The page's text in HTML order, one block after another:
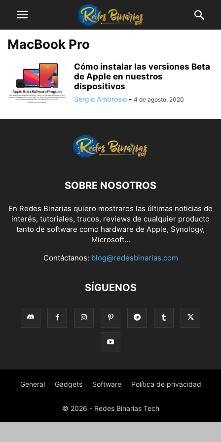
MacBook Pro
Cómo instalar las versiones Beta
de Apple en nuestros
dispositivos
Sergio Ambrosio - 4 de agosto, 2020
SOBRE NOSOTROS
En Redes Binarias quiero mostraros las últimas noticias de
interés, tutoriales, trucos, reviews de cualquier producto
tanto de software como hardware de Apple, Synology,
Microsoft...
Contáctanos: blog@redesbinarias.com
SÍGUENOS
General Gadgets Software Política de privacidad
© 2026 - Redes Binarias Tech